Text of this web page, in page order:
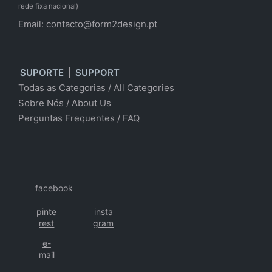
rede fixa nacional)
Email: contacto@form2design.pt
SUPORTE
SUPPORT
Todas as Categorias / All Categories
Sobre Nós / About Us
Perguntas Frequentes / FAQ
facebook
pinte
rest
insta
gram
e-
mail